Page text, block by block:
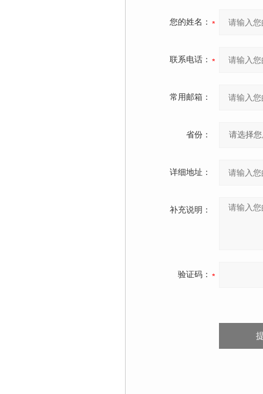
您的姓名：
联系电话：
常用邮箱：
省份：
详细地址：
补充说明：
验证码：